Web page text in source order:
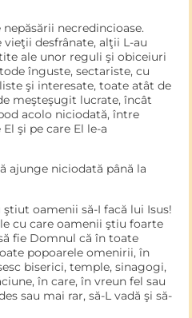
necredincioase.
desfrânate, alţii L-au
ale unor reguli şi obiceiuri
înguste, sectariste, cu
şi interesate, toate atât de
meşteşugit lucrate, încât
acolo niciodată, între
şi pe care El le-a
ajunge niciodată până la
oamenii să-I facă lui Isus!
cu care oamenii ştiu foar­te
fie Domnul că în toate
popoarele omenirii, în
biserici, temple, sinagogi,
în care, în vreun fel sau
sau mai rar, să-L vadă şi să-